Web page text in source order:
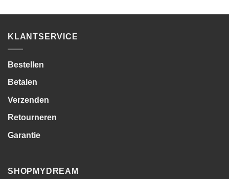
KLANTSERVICE
Bestellen
Betalen
Verzenden
Retourneren
Garantie
SHOPMYDREAM